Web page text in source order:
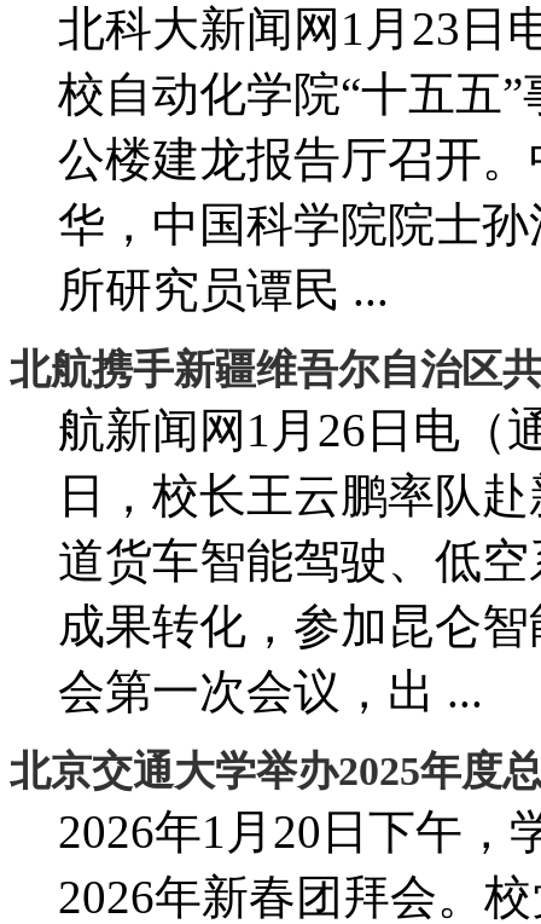
北科大新闻网1月23日
校自动化学院“十五五
公楼建龙报告厅召开
华，中国科学院院士
所研究员谭民 ...
北航携手新疆维吾尔自治区
航新闻网1月26日电（
日，校长王云鹏率队
道货车智能驾驶、低
成果转化，参加昆仑
会第一次会议，出 ...
北京交通大学举办2025年度
2026年1月20日下午，
2026年新春团拜会。